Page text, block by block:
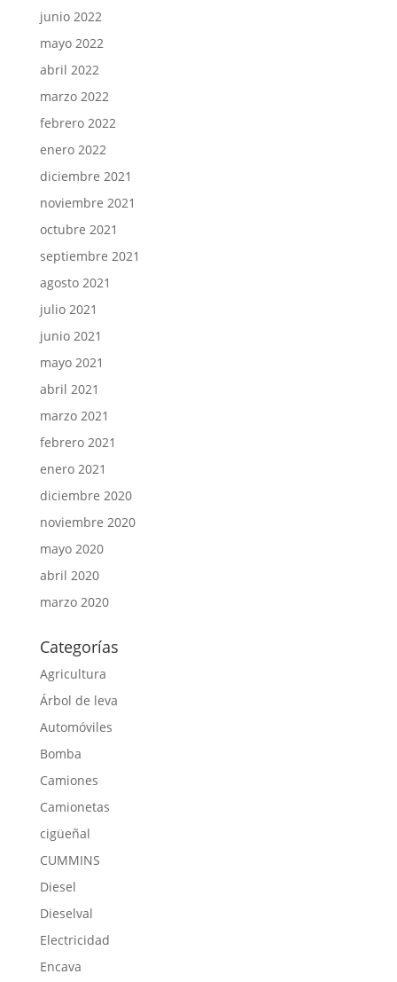
junio 2022
mayo 2022
abril 2022
marzo 2022
febrero 2022
enero 2022
diciembre 2021
noviembre 2021
octubre 2021
septiembre 2021
agosto 2021
julio 2021
junio 2021
mayo 2021
abril 2021
marzo 2021
febrero 2021
enero 2021
diciembre 2020
noviembre 2020
mayo 2020
abril 2020
marzo 2020
Categorías
Agricultura
Árbol de leva
Automóviles
Bomba
Camiones
Camionetas
cigüeñal
CUMMINS
Diesel
Dieselval
Electricidad
Encava